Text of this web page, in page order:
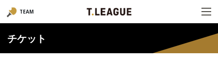
TEAM
チケット